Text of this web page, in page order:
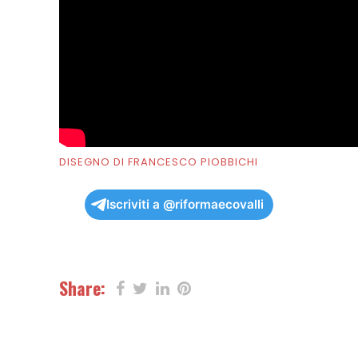
DISEGNO DI FRANCESCO PIOBBICHI
Iscriviti a @riformaecovalli
Share: